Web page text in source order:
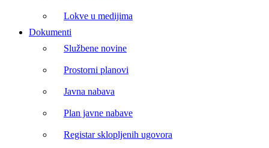
Lokve u medijima
Dokumenti
Službene novine
Prostorni planovi
Javna nabava
Plan javne nabave
Registar sklopljenih ugovora